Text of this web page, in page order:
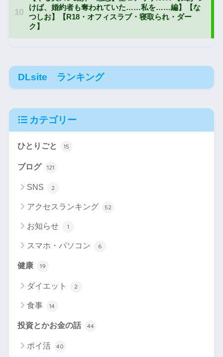
DLsite ランキング
カテゴリー
ひとりごと 15
ブログ 121
SNS 2
アクセスランキング 52
お知らせ 1
スマホ・パソコン 6
健康 19
ダイエット 2
食事 14
投資とかお金の話 44
ポイ活 40